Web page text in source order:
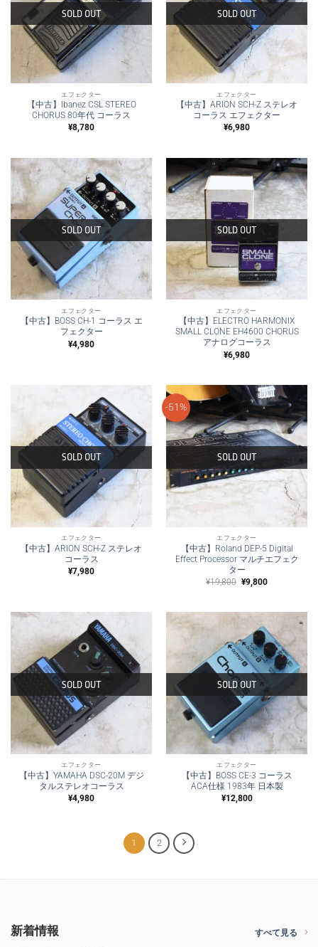
SOLD OUT
エフェクター
【中古】Ibanez CSL STEREO
CHORUS 80年代 コーラス
¥8,780
SOLD OUT
エフェクター
【中古】ARION SCH-Z ステレオ
コーラス エフェクター
¥6,980
SOLD OUT
エフェクター
【中古】BOSS CH-1 コーラス エ
フェクター
¥4,980
SOLD OUT
エフェクター
【中古】ELECTRO HARMONIX
SMALL CLONE EH4600 CHORUS
アナログコーラス
¥6,980
SOLD OUT
エフェクター
【中古】ARION SCH-Z ステレオ
コーラス
¥7,980
-51%
SOLD OUT
エフェクター
【中古】Roland DEP-5 Digital
Effect Processor マルチエフェク
ター
¥19,800 元
は
¥19,800
し
た。
¥9,800現
格
¥9,800
で
す。
SOLD OUT
エフェクター
【中古】YAMAHA DSC-20M デジ
タルステレオコーラス
¥4,980
SOLD OUT
エフェクター
【中古】BOSS CE-3 コーラス
ACA仕様 1983年 日本製
¥12,800
1 2
新着情報 すべて見る